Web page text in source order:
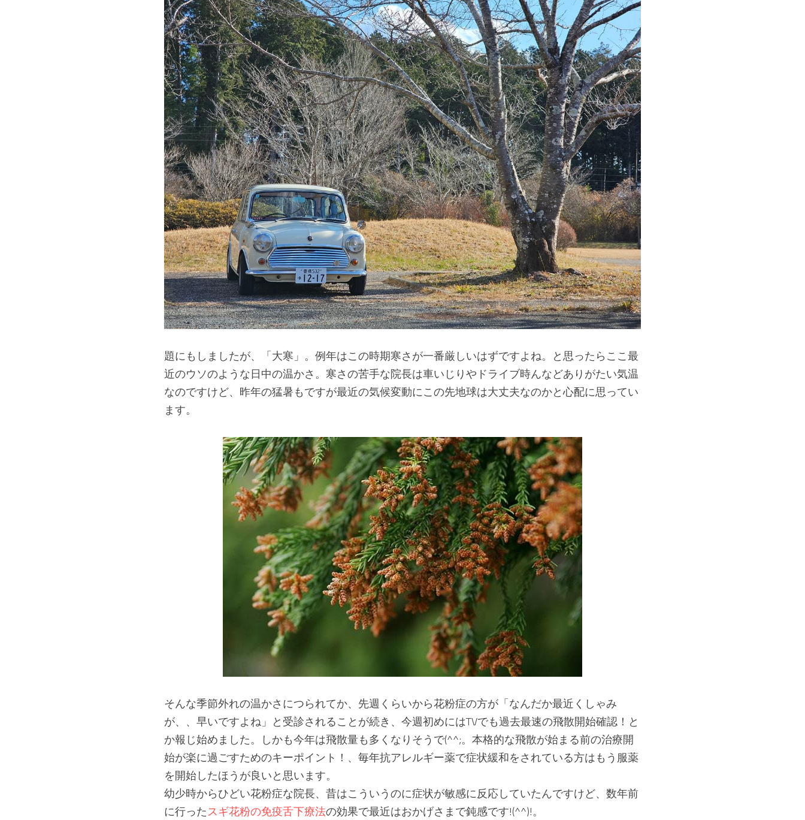
題にもしましたが、「大寒」。例年はこの時期寒さが一番厳しいはずですよね。と思ったらここ最
近のウソのような日中の温かさ。寒さの苦手な院長は車いじりやドライブ時んなどありがたい気温
なのですけど、昨年の猛暑もですが最近の気候変動にこの先地球は大丈夫なのかと心配に思ってい
ます。
そんな季節外れの温かさにつられてか、先週くらいから花粉症の方が「なんだか最近くしゃみ
が、、早いですよね」と受診されることが続き、今週初めにはTVでも過去最速の飛散開始確認！と
か報じ始めました。しかも今年は飛散量も多くなりそうで(^^;。本格的な飛散が始まる前の治療開
始が楽に過ごすためのキーポイント！、毎年抗アレルギー薬で症状緩和をされている方はもう服薬
を開始したほうが良いと思います。
幼少時からひどい花粉症な院長、昔はこういうのに症状が敏感に反応していたんですけど、数年前
に行ったスギ花粉の免疫舌下療法の効果で最近はおかげさまで鈍感です!(^^)!。